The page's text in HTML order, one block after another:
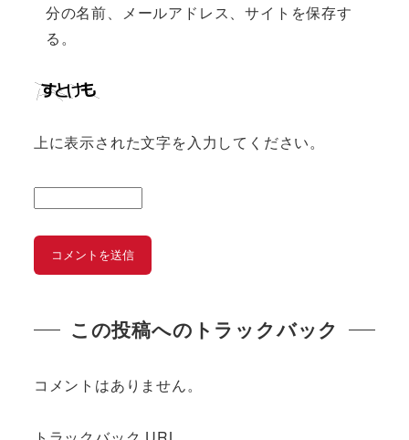
分の名前、メールアドレス、サイトを保存す
る。
上に表示された文字を入力してください。
この投稿へのトラックバック
コメントはありません。